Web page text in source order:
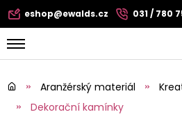
eshop@ewalds.cz 031 / 780
Aranžérský materiál
Dekorační kamínky